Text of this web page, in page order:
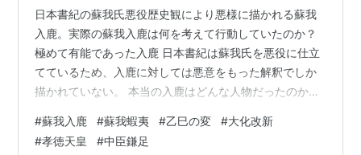
日本書紀の蘇我氏悪役歴史観により悪様に描かれる蘇我
入鹿。実際の蘇我入鹿は何を考えて行動していたのか？
極めて有能であった入鹿 日本書紀は蘇我氏を悪役に仕立
てているため、入鹿に対しては悪意をもった解釈でしか
描かれていない。 本当の入鹿はどんな人物だったのか。
めて有能であったと描かれている。藤氏家伝は藤原仲麻
呂による脚色の多い小説みたいな記録との分析がある
#蘇我入鹿 #蘇我蝦夷 #乙巳の変 #大化改新
#孝徳天皇 #中臣鎌足